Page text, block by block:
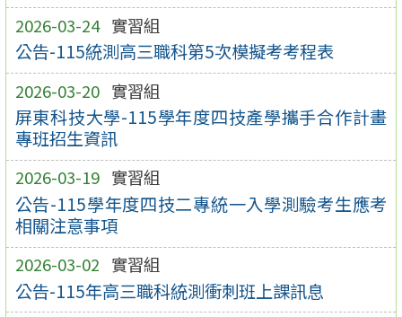
2026-03-24 實習組
公告-115統測高三職科第5次模擬考考程表
2026-03-20 實習組
屏東科技大學-115學年度四技產學攜手合作計畫
專班招生資訊
2026-03-19 實習組
公告-115學年度四技二專統一入學測驗考生應考
相關注意事項
2026-03-02 實習組
公告-115年高三職科統測衝刺班上課訊息